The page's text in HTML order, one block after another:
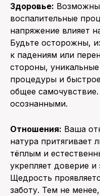
Здоровье: Возможны
воспалительные
напряжение влияет
Будьте осторожны,
к падениям или
стороны,
процедуры и
общее
осознанными.
Отношения: Ваша
натура притягивает
тёплым и
укрепляет доверие
Щедрость
заботу. Тем не